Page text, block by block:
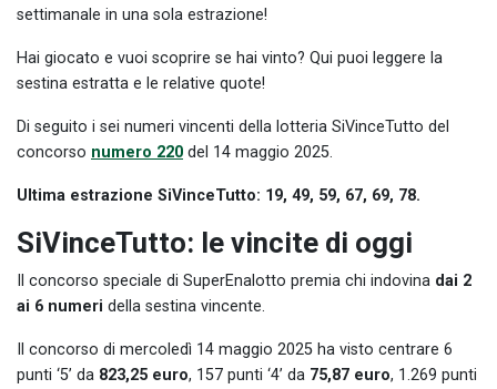
settimanale in una sola estrazione!
Hai giocato e vuoi scoprire se hai vinto? Qui puoi leggere la
sestina estratta e le relative quote!
Di seguito i sei numeri vincenti della lotteria SiVinceTutto del
concorso numero 220 del 14 maggio 2025.
Ultima estrazione SiVinceTutto: 19, 49, 59, 67, 69, 78.
SiVinceTutto: le vincite di oggi
Il concorso speciale di SuperEnalotto premia chi indovina dai 2
ai 6 numeri della sestina vincente.
Il concorso di mercoledì 14 maggio 2025 ha visto centrare 6
punti ‘5’ da 823,25 euro, 157 punti ‘4’ da 75,87 euro, 1.269 punti